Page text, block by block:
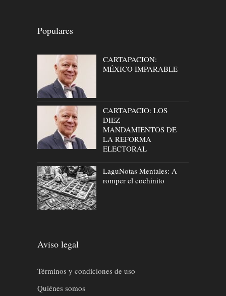
Populares
CARTAPACION:
MÉXICO IMPARABLE
CARTAPACIO: LOS
DIEZ
MANDAMIENTOS DE
LA REFORMA
ELECTORAL
LaguNotas Mentales: A
romper el cochinito
Aviso legal
Términos y condiciones de uso
Quiénes somos